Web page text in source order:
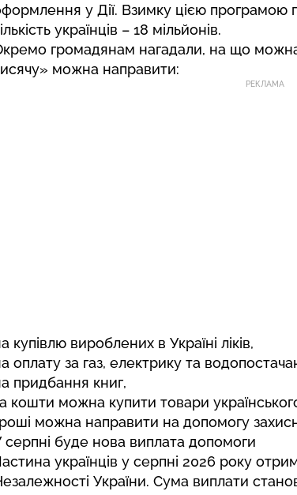
у Дії. Взимку цією програмою
українців – 18 мільйонів.
громадянам нагадали, на що
можна направити:
РЕКЛАМА
купівлю вироблених в Україні ліків,
оплату за газ, електрику та
придбання книг,
кошти можна купити товари
можна направити на допомогу
серпні буде нова виплата допомоги
українців у серпні 2026 року
України. Сума виплати